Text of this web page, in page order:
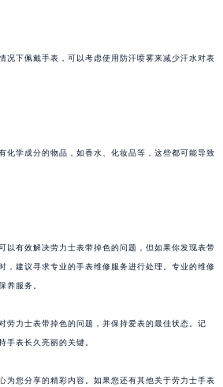
况下佩戴手表，可以考虑使用防汗喷雾来减少汗水对表
化学成分的物品，如香水、化妆品等，这些都可能导致
以有效解决劳力士表带掉色的问题，但如果你发现表带
，建议寻求专业的手表维修服务进行处理。专业的维修
养服务。
劳力士表带掉色的问题，并保持爱表的最佳状态。记
手表长久亮丽的关键。
为您分享的精彩内容。如果您还有其他关于劳力士手表